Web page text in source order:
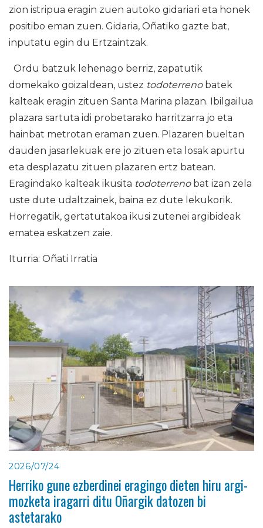
zion istripua eragin zuen autoko gidariari eta honek
positibo eman zuen. Gidaria, Oñatiko gazte bat,
inputatu egin du Ertzaintzak.
Ordu batzuk lehenago berriz, zapatutik
domekako goizaldean, ustez todoterrenobatek
kalteak eragin zituen Santa Marina plazan. Ibilgailua
plazara sartuta idi probetarako harritzarra jo eta
hainbat metrotan eraman zuen. Plazaren bueltan
dauden jasarlekuak ere jo zituen eta losak apurtu
eta desplazatu zituen plazaren ertz batean.
Eragindako kalteak ikusita todoterrenobat izan zela
uste dute udaltzainek, baina ez dute lekukorik.
Horregatik, gertatutakoa ikusi zutenei argibideak
ematea eskatzen zaie.
Iturria: Oñati Irratia
2026/07/24
Herriko gune ezberdinei eragingo dieten hiru argi-
mozketa iragarri ditu Oñargik datozen bi
astetarako